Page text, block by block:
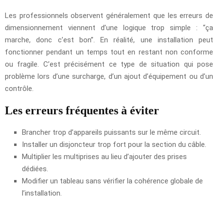
Les professionnels observent généralement que les erreurs de
dimensionnement viennent d’une logique trop simple : “ça
marche, donc c’est bon”. En réalité, une installation peut
fonctionner pendant un temps tout en restant non conforme
ou fragile. C’est précisément ce type de situation qui pose
problème lors d’une surcharge, d’un ajout d’équipement ou d’un
contrôle.
Les erreurs fréquentes à éviter
Brancher trop d’appareils puissants sur le même circuit.
Installer un disjoncteur trop fort pour la section du câble.
Multiplier les multiprises au lieu d’ajouter des prises
dédiées.
Modifier un tableau sans vérifier la cohérence globale de
l’installation.